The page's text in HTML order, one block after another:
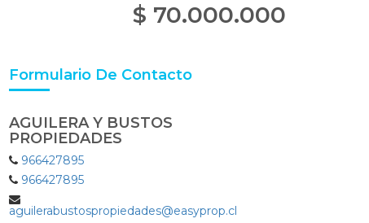
$ 70.000.000
Formulario De Contacto
AGUILERA Y BUSTOS
PROPIEDADES
966427895
966427895
aguilerabustospropiedades@easyprop.cl